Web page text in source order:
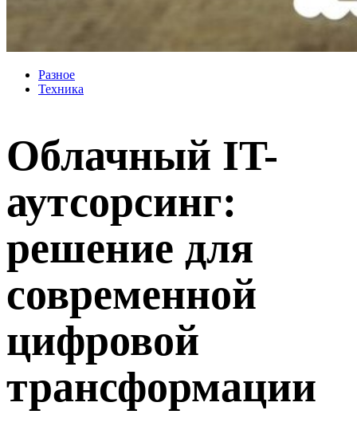
Разное
Техника
Облачный IT-
аутсорсинг:
решение для
современной
цифровой
трансформации